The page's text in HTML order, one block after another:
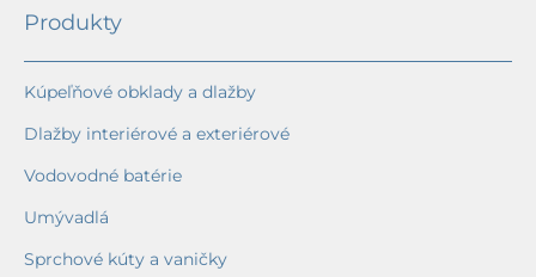
Produkty
Kúpeľňové obklady a dlažby
Dlažby interiérové a exteriérové
Vodovodné batérie
Umývadlá
Sprchové kúty a vaničky